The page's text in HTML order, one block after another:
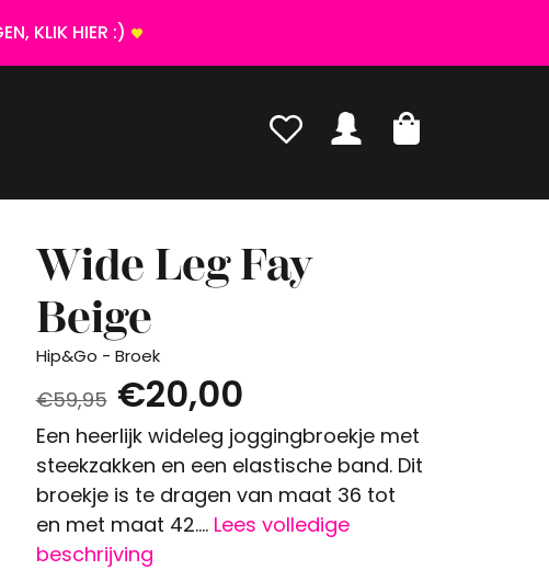
KLIK HIER :)
Wide Leg Fay
Beige
Hip&Go - Broek
€59,95 €20,00
Een heerlijk wideleg joggingbroekje met
steekzakken en een elastische band. Dit
broekje is te dragen van maat 36 tot
en met maat 42.... Lees volledige
beschrijving